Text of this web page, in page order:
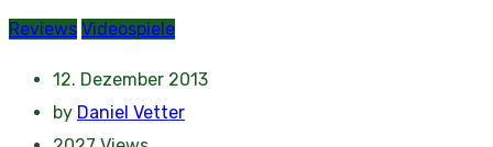
Reviews Videospiele
12. Dezember 2013
by Daniel Vetter